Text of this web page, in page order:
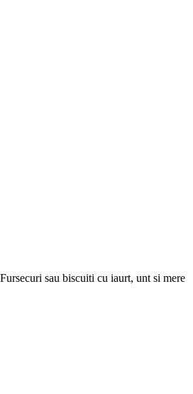
Fursecuri sau biscuiti cu iaurt, unt si mere